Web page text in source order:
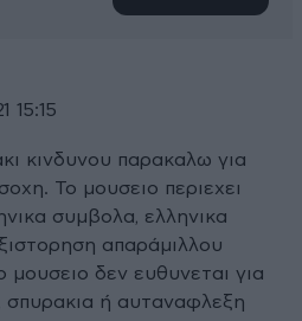
15:15
κινδυνου παρακαλω για
Το μουσειο περιεχει
συμβολα, ελληνικα
απαράμιλλου
μουσειο δεν ευθυνεται για
σπυρακια ή αυταναφλεξη